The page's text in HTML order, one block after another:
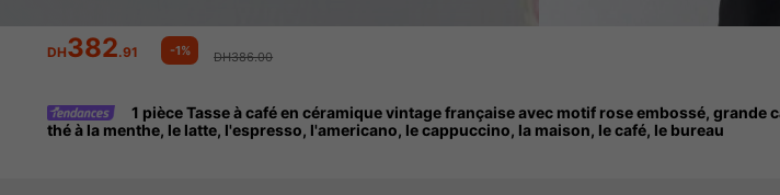
DH382.91 -1% DH386.00
1 pièce Tasse à café en céramique vintage française avec motif rose embossé,
thé à la menthe, le latte, l'espresso, l'americano, le cappuccino, la maison, le café, le bureau